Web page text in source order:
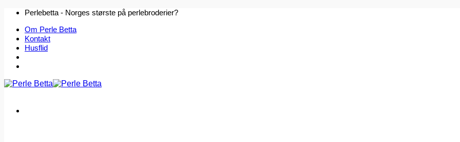
Skip
content
Perlebetta - Norges største på perlebroderier?
Om Perle Betta
Kontakt
Husflid